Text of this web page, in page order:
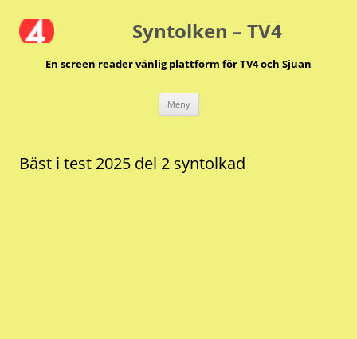
till
innehåll Syntolken – TV4
En screen reader vänlig plattform för TV4 och Sjuan
Meny
Bäst i test 2025 del 2 syntolkad